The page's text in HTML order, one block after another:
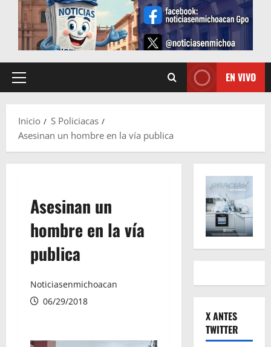
Menú
EN VIVO
Inicio
S Policiacas
Asesinan un hombre en la vía publica
Asesinan un
hombre en la vía
publica
Noticiasenmichoacan
06/29/2018
X ANTES
TWITTER